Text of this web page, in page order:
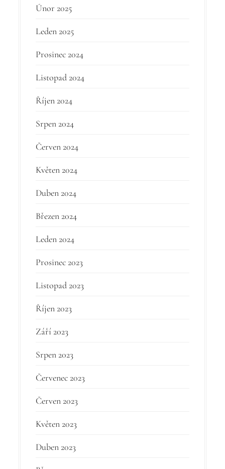
Únor 2025
Leden 2025
Prosinec 2024
Listopad 2024
Říjen 2024
Srpen 2024
Červen 2024
Květen 2024
Duben 2024
Březen 2024
Leden 2024
Prosinec 2023
Listopad 2023
Říjen 2023
Září 2023
Srpen 2023
Červenec 2023
Červen 2023
Květen 2023
Duben 2023